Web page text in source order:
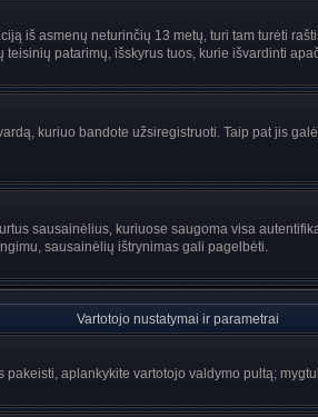
iš asmenų neturinčių 13 metų, turi tam turėti
patarimų, išskyrus tuos, kurie išvardinti
kuriuo bandote užsiregistruoti. Taip pat jis
sausainėlius, kuriuose saugoma visa
sausainėlių ištrynimas gali pagelbėti.
Vartotojo nustatymai ir parametrai
aplankykite vartotojo valdymo pultą;